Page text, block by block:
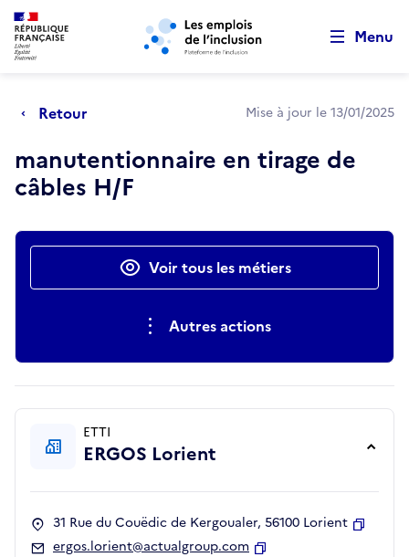
Aller au menu principal Aller au contenu principal
Menu
Retour Mise à jour le 13/01/2025
manutentionnaire en tirage de
câbles H/F
Actions rapidesVoir tous les métiers
Autres actions
ETTI
ERGOS Lorient
31 Rue du Couëdic de Kergoualer, 56100 Lorient
ergos.lorient@actualgroup.com
Retour au début de la page
Panneau de gestion des cookies